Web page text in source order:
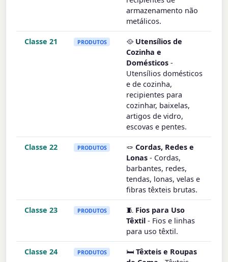
armazenamento não
metálicos.
Classe 21 PRODUTOS 🥘 Utensílios de
Cozinha e
Domésticos -
Utensílios domésticos
e de cozinha,
recipientes para
cozinhar, baixelas,
artigos de vidro,
escovas e pentes.
Classe 22 PRODUTOS 🪢Cordas, Redes e
Lonas - Cordas,
barbantes, redes,
tendas, lonas, velas e
fibras têxteis brutas.
Classe 23 PRODUTOS 🧵 Fios para Uso
Têxtil - Fios e linhas
para uso têxtil.
Classe 24 PRODUTOS 🛏️Têxteis e Roupas